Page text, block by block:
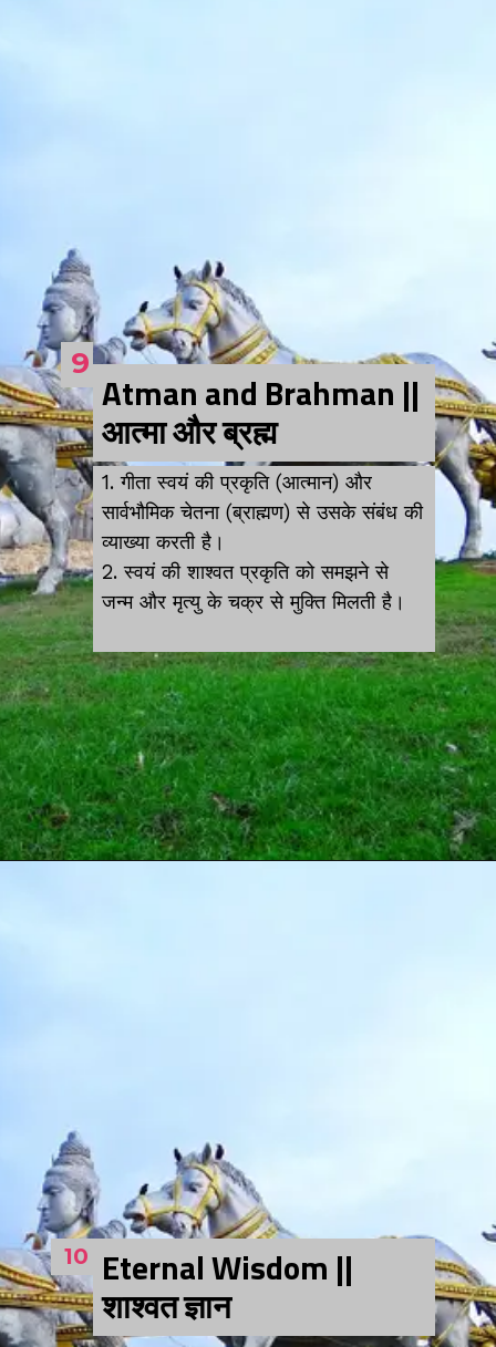
Atman and Brahman ||
आत्मा और ब्रह्म
9
1. गीता स्वयं की प्रकृति (आत्मान) और
सार्वभौमिक चेतना (ब्राह्मण) से उसके संबंध की
व्याख्या करती है।
2. स्वयं की शाश्वत प्रकृति को समझने से
जन्म और मृत्यु के चक्र से मुक्ति मिलती है।
Eternal Wisdom ||
शाश्वत ज्ञान
10